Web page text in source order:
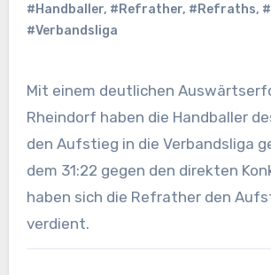
#Handballer, #Refrather, #Refraths,
#Verbandsliga
Mit einem deutlichen Auswärtserfolg in
Rheindorf haben die Handballer
den Aufstieg in die Verbandsliga
dem 31:22 gegen den direkten
haben sich die Refrather den
verdient.